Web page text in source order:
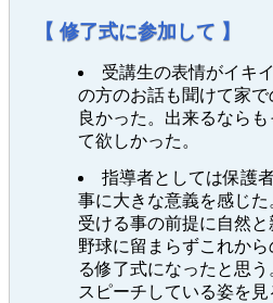
【 修了式に参加して 】
受講生の表情がイキ
の方のお話も聞けて家
良かった。出来るなら
て欲しかった。
指導者としては保護
事に大きな意義を感じ
受ける事の前提に自然と
野球に留まらずこれか
る修了式になったと思
スピーチしている姿を